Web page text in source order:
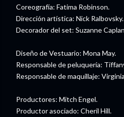
Coreografía: Fatima Robinson.
Dirección artística: Nick Ralbovsky.
Decorador del set: Suzanne
Diseño de Vestuario: Mona May.
Responsable de peluquería:
Responsable de maquillaje:
Productores: Mitch Engel.
Productor asociado: Cheril Hill.